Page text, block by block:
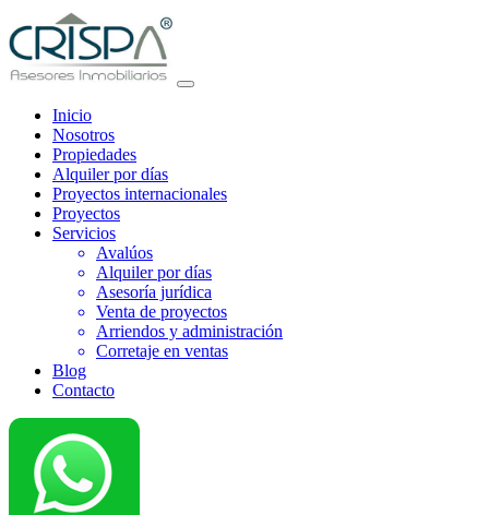
Inicio
Nosotros
Propiedades
Alquiler por días
Proyectos internacionales
Proyectos
Servicios
Avalúos
Alquiler por días
Asesoría jurídica
Venta de proyectos
Arriendos y administración
Corretaje en ventas
Blog
Contacto